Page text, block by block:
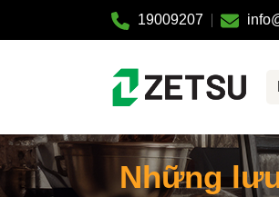
19009207
Những